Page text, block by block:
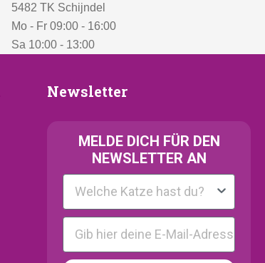
5482 TK Schijndel
Mo - Fr 09:00 - 16:00
Sa 10:00 - 13:00
Newsletter
Newsletter
MELDEDICH FÜR DEN
NEWSLETTER AN
Kattenras
E-mail